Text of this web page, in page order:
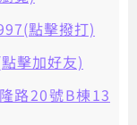
點擊撥打)
擊加好友)
路20號B棟13